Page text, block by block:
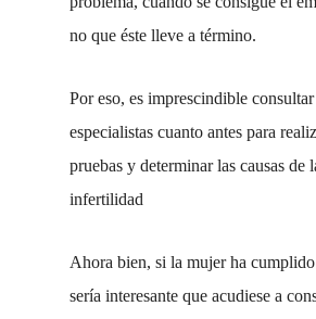
no que éste lleve a término.
Por eso, es imprescindible
especialistas cuanto antes para
pruebas y determinar las causas de
infertilidad
Ahora bien, si la mujer ha
sería interesante que acudiese a